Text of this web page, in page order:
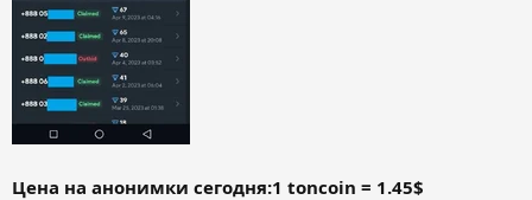
Цена на анонимки сегодня:1 toncoin = 1.45$